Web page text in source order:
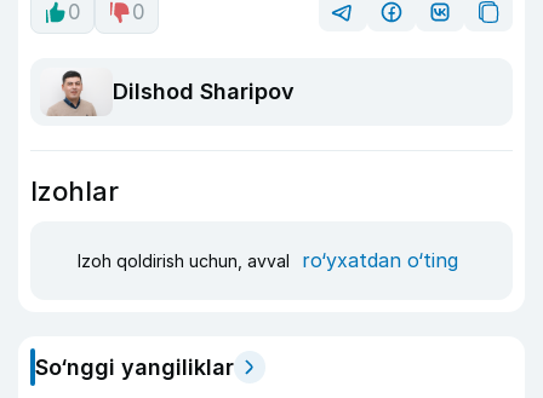
0 0
Dilshod Sharipov
Izohlar
Izoh qoldirish uchun, avval ro‘yxatdan o‘ting
So‘nggi yangiliklar